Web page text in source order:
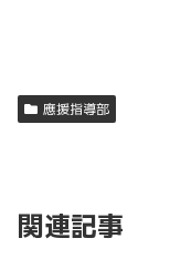
應援指導部
関連記事